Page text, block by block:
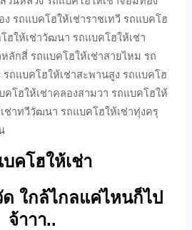
ง รถแบคโฮให้เช่าราชเทวี รถแบคโฮ
ฮให้เช่าวัฒนา รถแบคโฮให้เช่า
ลักสี่ รถแบคโฮให้เช่าสายไหม รถ
ถแบคโฮให้เช่าสะพานสูง รถแบคโฮ
คโฮให้เช่าคลองสามวา รถแบคโฮให้
ช่าทวีวัฒนา รถแบคโฮให้เช่าทุ่งครุ
คโฮให้เช่า
ใกล้ไกลแค่ไหนก็ไป
จ้าาา..